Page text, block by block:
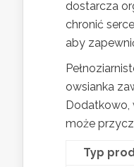
dostarcza
chronić
aby
owsianka
Dodatkowo,
może
Typ